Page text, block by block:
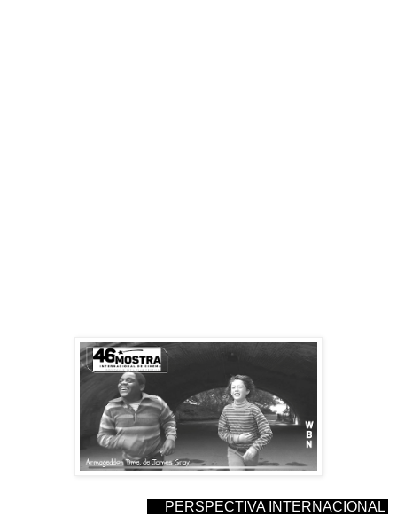
     PERSPECTIVA INTERNACIONAL